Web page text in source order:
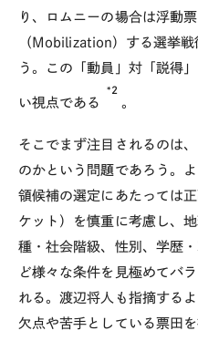
り、ロムニーの場合は浮動
（Mobilization）する選挙
う。この「動員」対「説得
い視点である
*2
。
そこでまず注目されるのは
のかという問題であろう。
領候補の選定にあたっては
ケット）を慎重に考慮し、
種・社会階級、性別、学歴
ど様々な条件を見極めてバ
れる。渡辺将人も指摘する
欠点や苦手としている票田